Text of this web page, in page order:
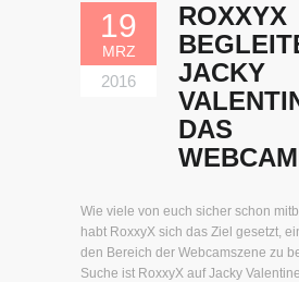
19
MRZ
2016
ROXXYX
JACKY
DAS
Wie viele von euch sicher schon
habt RoxxyX sich das Ziel gesetzt,
den Bereich der Webcamszene zu
Suche ist RoxxyX auf Jacky